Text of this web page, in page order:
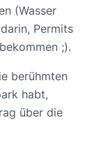
(Wasser
Permits
;).
berühmten
habt,
über die